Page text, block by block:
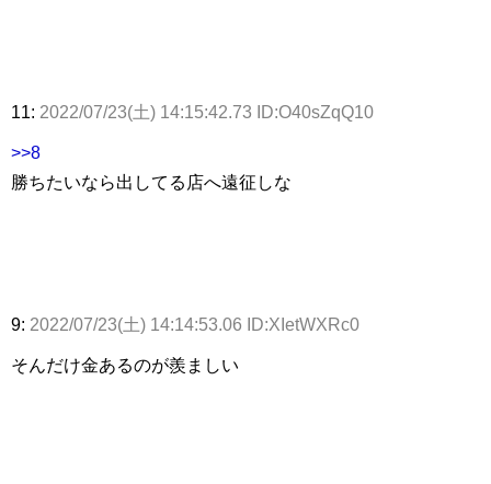
11: 2022/07/23(土) 14:15:42.73 ID:O40sZqQ10
>>8
勝ちたいなら出してる店へ遠征しな
9: 2022/07/23(土) 14:14:53.06 ID:XIetWXRc0
そんだけ金あるのが羨ましい